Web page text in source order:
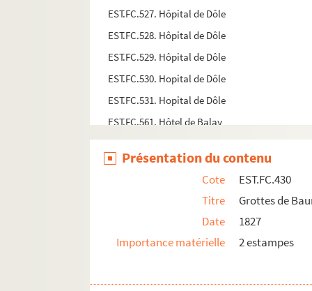
EST.FC.527. Hôpital de Dôle
EST.FC.528. Hôpital de Dôle
EST.FC.529. Hôpital de Dôle
EST.FC.530. Hopital de Dôle
EST.FC.531. Hopital de Dôle
EST.FC.561. Hôtel de Balay
EST.FC.1164. Hôtel de la Préfecture de
EST.FC.272. Hôtel de Ville de Gray (Histoire de
EST.FC.270. Hôtel de Ville de Gray
EST.FC.271. Hôtel de Ville de Gray
EST.FC.304. Hôtel de ville de Luxeuil
EST.FC.164. Hotel de Ville de Pontarlier (Doubs)
Présentation du contenu
Cote
EST.FC.430
Titre
Grottes de
Date
1827
Importance matérielle
2 estampes